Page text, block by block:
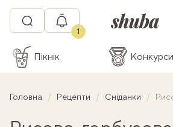
1
Пікнік Конкурси
Головна Рецепти Сніданки